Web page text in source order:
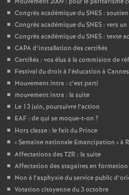
Congrès académique du SNES :
Congrès académique du SNES : vers
Congrès académique du SNES : texte
CAPA d’installation des certifiés
Certifiés : vos élus à la commision de
Festival du droit à l’éducation à
Mouvement intra : c’est parti
mouvement intra : la suite
Le 13 juin, poursuivre l’action
EAF : de qui se moque-t-on ?
Hors classe : le fait du Prince
«Semaine nationale Emancipation » à
Affectations des TZR : la suite
Affectation des stagaires en formation
Non à l’asphyxie du service public
Votation citoyenne du 3 octobre